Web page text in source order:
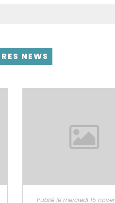
NEWS
Publié le mercredi 15